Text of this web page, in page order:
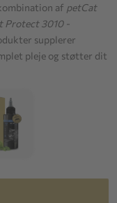
af petCat
Protect 3010 -
supplerer
pleje og støtter dit